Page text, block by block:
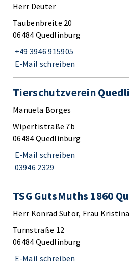
Herr Deuter
Taubenbreite 20
06484 Quedlinburg
+49 3946 915905
E-Mail schreiben
Tierschutzverein
Manuela Borges
Wipertistraße 7b
06484 Quedlinburg
E-Mail schreiben
03946 2329
TSG GutsMuths 1860
Herr Konrad Sutor, Frau
Turnstraße 12
06484 Quedlinburg
E-Mail schreiben